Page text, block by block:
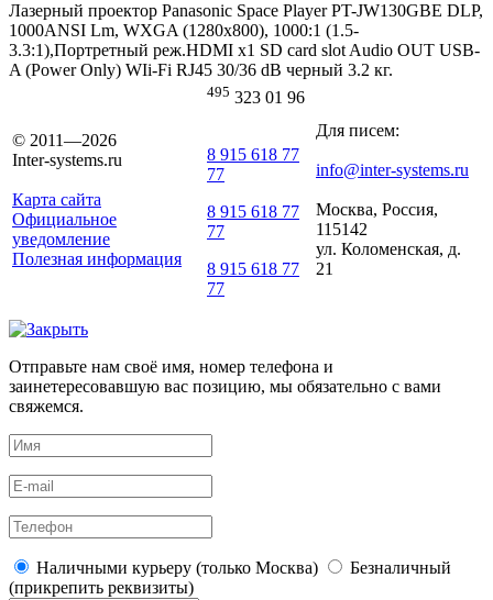
Лазерный проектор Panasonic Space Player PT-JW130GBE DLP,
1000ANSI Lm, WXGA (1280x800), 1000:1 (1.5-
3.3:1),Портретный реж.HDMI x1 SD card slot Audio OUT USB-
A (Power Only) WIi-Fi RJ45 30/36 dB черный 3.2 кг.
© 2011—2026
Inter-systems.ru
Карта сайта
Официальное
уведомление
Полезная информация
495 323 01 96
8 915 618 77
77
8 915 618 77
77
8 915 618 77
77
Для писем:
info@inter-systems.ru
Москва, Россия,
115142
ул. Коломенская, д.
21
Отправьте нам своё имя, номер телефона и
заинетересовавшую вас позицию, мы обязательно с вами
свяжемся.
Наличными курьеру (только Москва)
Безналичный
(прикрепить реквизиты)